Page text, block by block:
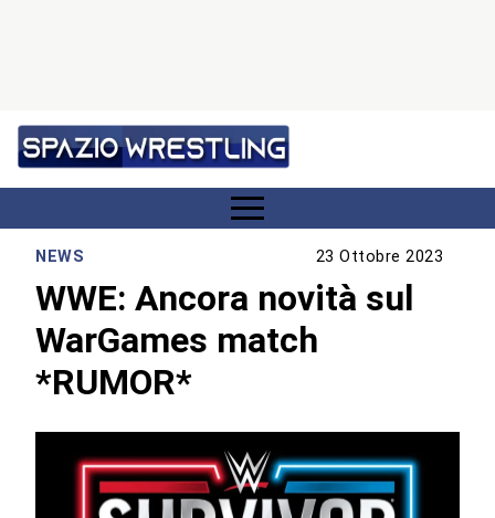
NEWS 23 Ottobre 2023
WWE: Ancora novità sul
WarGames match
*RUMOR*